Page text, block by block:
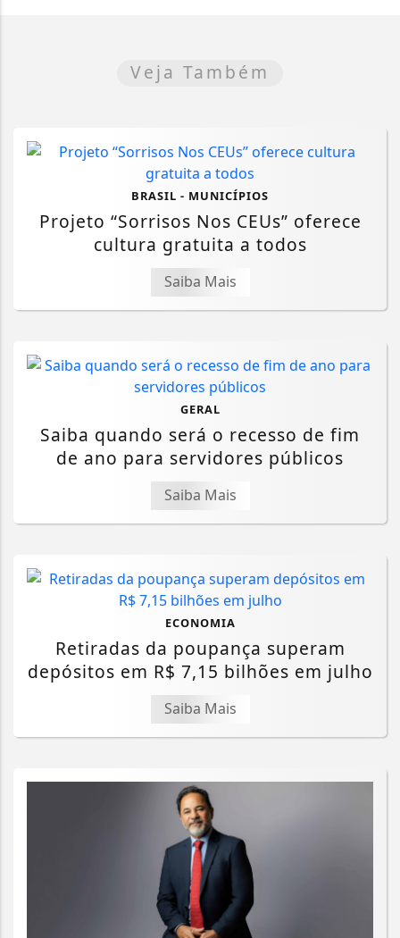
Veja Também
BRASIL - MUNICÍPIOS
Projeto “Sorrisos Nos CEUs” oferece
cultura gratuita a todos
Saiba Mais
GERAL
Saiba quando será o recesso de fim
de ano para servidores públicos
Saiba Mais
ECONOMIA
Retiradas da poupança superam
depósitos em R$ 7,15 bilhões em julho
Saiba Mais